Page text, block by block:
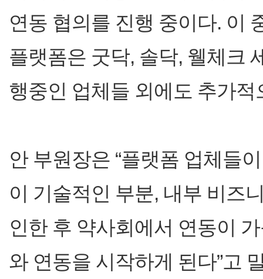
연동 협의를 진행 중이다. 이
플랫폼은 굿닥, 솔닥, 웰체크
행중인 업체들 외에도 추가
안 부원장은 “플랫폼 업체들
이 기술적인 부분, 내부 비즈
인한 후 약사회에서 연동이
와 연동을 시작하게 된다”고